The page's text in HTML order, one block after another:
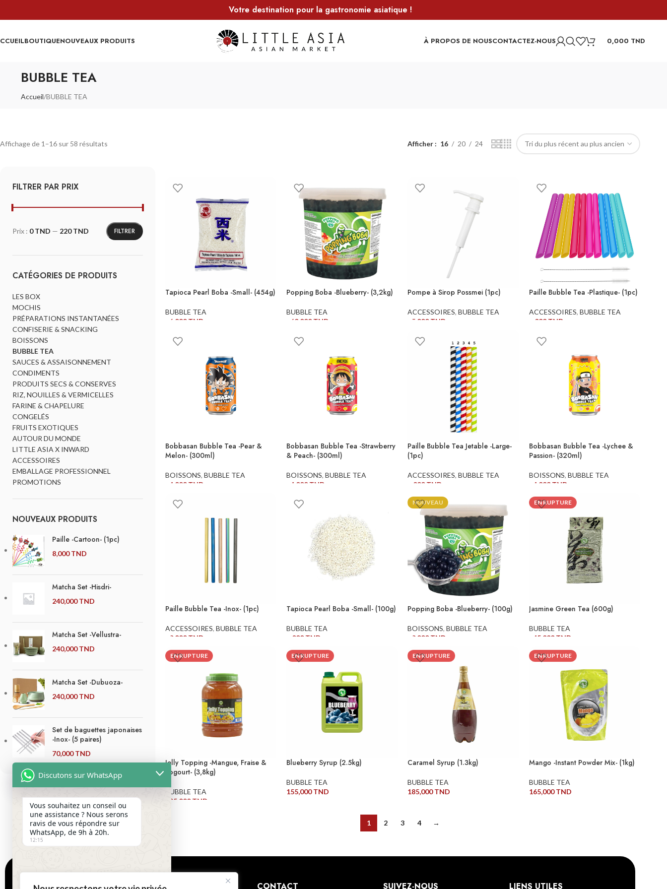
Votre destination pour la gastronomie asiatique !
BOUTIQUENOUVEAUX PRODUITS À PROPOS DE NOUSCONTACTEZ-NOUS 0,000 TND
BUBBLE TEA
Accueil BUBBLE TEA
Affichage de 1–16 sur 58 résultats Afficher 16 20 24
FILTRER PAR PRIX
FILTRER
Prix : 0 TND — 220 TND
CATÉGORIES DE PRODUITS
LES BOX
MOCHIS
PRÉPARATIONS INSTANTANÉES
CONFISERIE & SNACKING
BOISSONS
BUBBLE TEA
SAUCES & ASSAISONNEMENT
CONDIMENTS
PRODUITS SECS & CONSERVES
RIZ, NOUILLES & VERMICELLES
FARINE & CHAPELURE
CONGELÉS
FRUITS EXOTIQUES
AUTOUR DU MONDE
LITTLE ASIA X INWARD
ACCESSOIRES
EMBALLAGE PROFESSIONNEL
PROMOTIONS
NOUVEAUX PRODUITS
Paille -Cartoon- (1pc)
8,000TND
Matcha Set -Hisdri-
240,000TND
Matcha Set -Vellustra-
240,000TND
Matcha Set -Dubuoza-
240,000TND
Set de baguettes japonaises
-Inox- (5 paires)
70,000TND
Tapioca Pearl Boba -Small- (454g)
BUBBLE TEA
16,000 TND
AJOUTER AU PANIER
Popping Boba -Blueberry- (3,2kg)
BUBBLE TEA
160,000 TND
AJOUTER AU PANIER
Pompe à Sirop Possmei (1pc)
ACCESSOIRES,BUBBLE TEA
65,000 TND
AJOUTER AU PANIER
Paille Bubble Tea -Plastique- (1pc)
ACCESSOIRES, BUBBLE TEA
5,000 TND
AJOUTER AU PANIER
Bobbasan Bubble Tea -Pear &
Melon- (300ml)
BOISSONS, BUBBLE TEA
14,000 TND
AJOUTER AU PANIER
Bobbasan Bubble Tea -Strawberry
& Peach- (300ml)
BOISSONS, BUBBLE TEA
14,000 TND
AJOUTER AU PANIER
Paille Bubble Tea Jetable -Large-
(1pc)
ACCESSOIRES,BUBBLE TEA
2,000 TND
AJOUTER AU PANIER
Bobbasan Bubble Tea -Lychee &
Passion- (320ml)
BOISSONS, BUBBLE TEA
14,000 TND
AJOUTER AU PANIER
Paille Bubble Tea -Inox- (1pc)
ACCESSOIRES, BUBBLE TEA
20,000 TND
AJOUTER AU PANIER
Tapioca Pearl Boba -Small- (100g)
BUBBLE TEA
7,000 TND
AJOUTER AU PANIER
NOUVEAU
Popping Boba -Blueberry- (100g)
BOISSONS,BUBBLE TEA
10,000 TND
AJOUTER AU PANIER
EN RUPTURE
Jasmine Green Tea (600g)
BUBBLE TEA
145,000 TND
LIRE LA SUITE
EN RUPTURE
Jelly Topping -Mangue, Fraise &
Yogourt- (3,8kg)
BUBBLE TEA
195,000 TND
EN RUPTURE
Blueberry Syrup (2.5kg)
BUBBLE TEA
155,000TND
EN RUPTURE
Caramel Syrup (1.3kg)
BUBBLE TEA
185,000TND
EN RUPTURE
Mango -Instant Powder Mix- (1kg)
BUBBLE TEA
165,000TND
1 2 3 4 →
LOCALISATION CONTACT SUIVEZ-NOUS LIENS UTILES
Discutons sur WhatsApp
Vous souhaitez un conseil ou
une assistance ? Nous serons
ravis de vous répondre sur
WhatsApp, de 9h à 20h.
12:15